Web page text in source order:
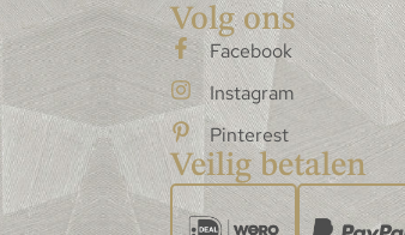
Volg ons
Facebook
Instagram
Pinterest
Veilig betalen